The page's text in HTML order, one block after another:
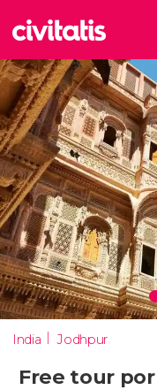
India Jodhpur
Free tour